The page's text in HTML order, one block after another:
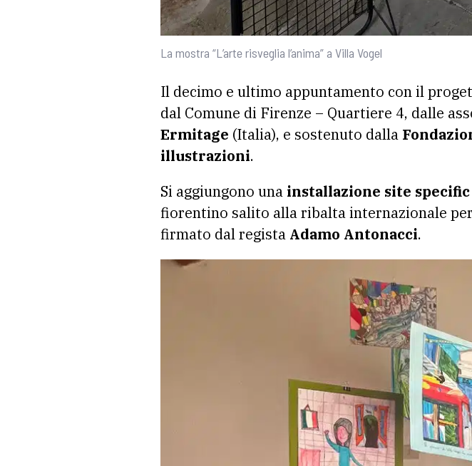
La mostra “L’arte risveglia l’anima” a Villa Vogel
Il decimo e ultimo appuntamento con il
dal Comune di Firenze – Quartiere 4, dalle
Ermitage (Italia), e sostenuto dalla
illustrazioni.
Si aggiungono una installazione site specific
fiorentino salito alla ribalta internazionale
firmato dal regista Adamo Antonacci.